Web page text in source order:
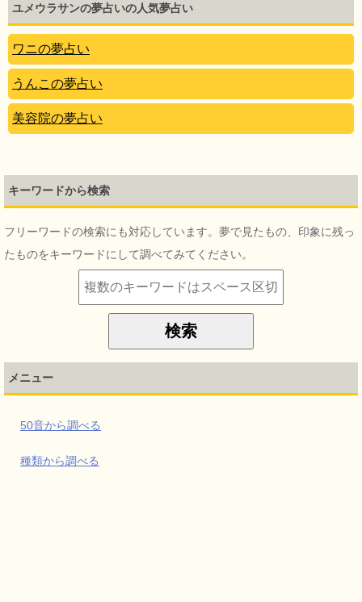
ユメウラサンの夢占いの人気夢占い
ワニの夢占い
うんこの夢占い
美容院の夢占い
キーワードから検索
フリーワードの検索にも対応しています。夢で見たもの、印象に残っ
たものをキーワードにして調べてみてください。
メニュー
50音から調べる
種類から調べる